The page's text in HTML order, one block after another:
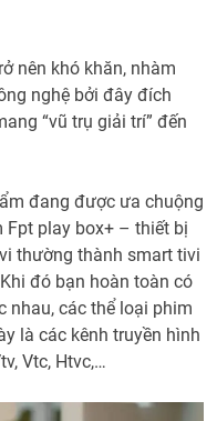
nên khó khăn, nhàm
nghệ bởi đây đích
“vũ trụ giải trí” đến
đang được ưa chuộng
Fpt play box+ – thiết bị
thường thành smart tivi
đó bạn hoàn toàn có
nhau, các thể loại phim
là các kênh truyền hình
Vtc, Htvc,…